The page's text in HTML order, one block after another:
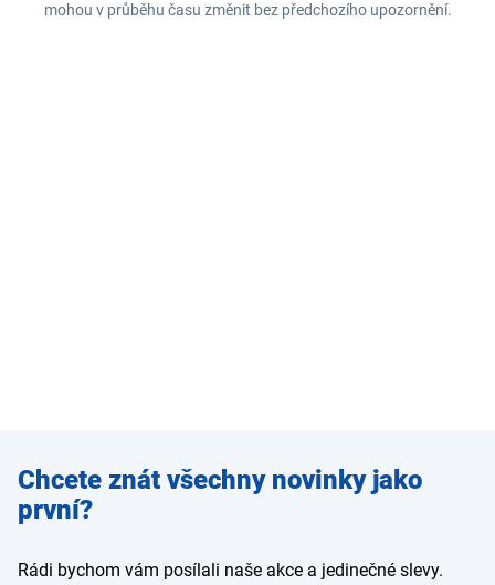
mohou v průběhu času změnit bez předchozího upozornění.
Zadejte
e-mail
Chcete znát všechny novinky jako
první?
Rádi bychom vám posílali naše akce a jedinečné slevy.